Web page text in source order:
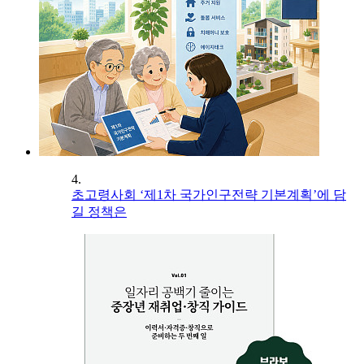
4.
초고령사회 ‘제1차 국가인구전략 기본계획’에 담
길 정책은